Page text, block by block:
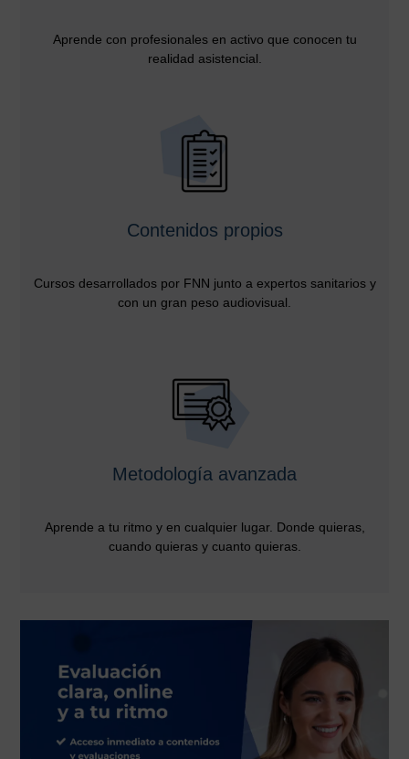
Aprende con profesionales en activo que conocen tu
realidad asistencial.
Contenidos propios
Cursos desarrollados por FNN junto a expertos sanitarios y
con un gran peso audiovisual.
Metodología avanzada
Aprende a tu ritmo y en cualquier lugar. Donde quieras,
cuando quieras y cuanto quieras.